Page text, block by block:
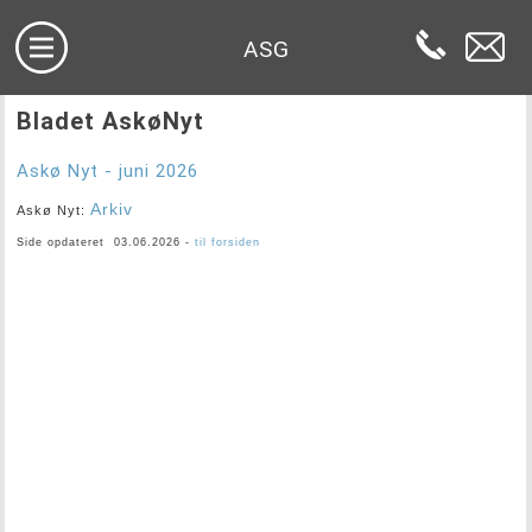
ASG
Bladet AskøNyt
Askø Nyt - juni 2026
Askø Nyt:Arkiv
Side opdateret 03.06.2026 - til forsiden